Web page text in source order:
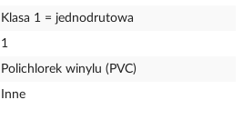
Klasa 1 = jednodrutowa
1
Polichlorek winylu (PVC)
Inne